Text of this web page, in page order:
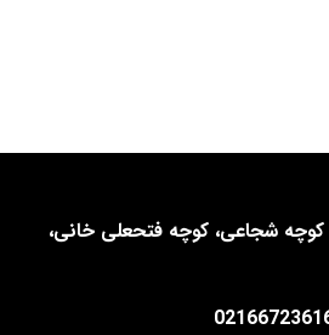
کوچه شجاعی، کوچه فتحعلی خانی،